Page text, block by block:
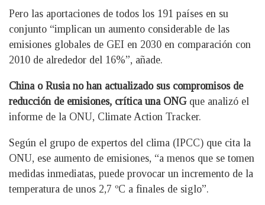
Pero las aportaciones de todos los 191 países en su
conjunto “implican un aumento considerable de las
emisiones globales de GEI en 2030 en comparación con
2010 de alrededor del 16%”, añade.
China o Rusia no han actualizado sus compromisos de
reducción de emisiones, crítica una ONG que analizó el
informe de la ONU, Climate Action Tracker.
Según el grupo de expertos del clima (IPCC) que cita la
ONU, ese aumento de emisiones, “a menos que se tomen
medidas inmediatas, puede provocar un incremento de la
temperatura de unos 2,7 ºC a finales de siglo”.